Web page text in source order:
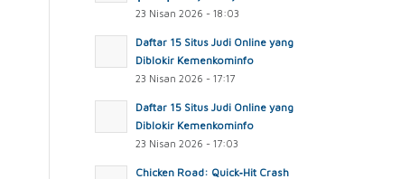
23 Nisan 2026 - 18:03
Daftar 15 Situs Judi Online yang
Diblokir Kemenkominfo
23 Nisan 2026 - 17:17
Daftar 15 Situs Judi Online yang
Diblokir Kemenkominfo
23 Nisan 2026 - 17:03
Chicken Road: Quick‑Hit Crash